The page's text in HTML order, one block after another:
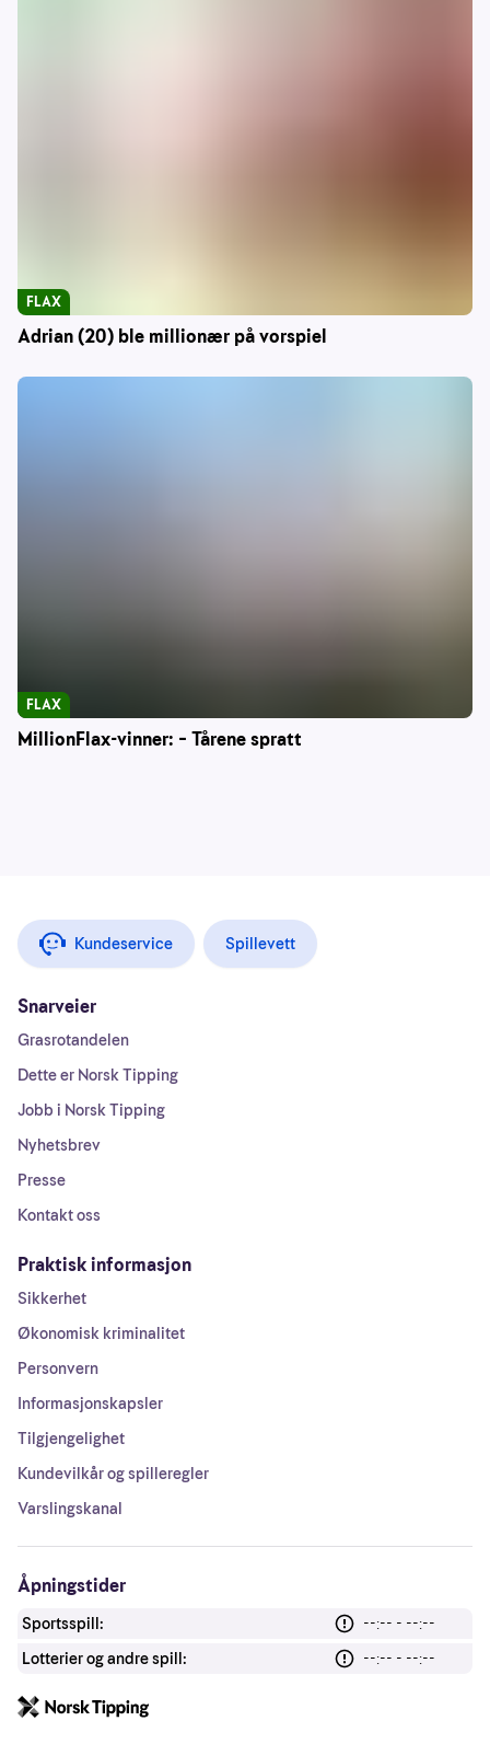
Adrian (20) ble millionær på vorspiel
FLAX
MillionFlax-vinner: – Tårene spratt
FLAX
Kundeservice Spillevett
Snarveier
Grasrotandelen
Dette er Norsk Tipping
Jobb i Norsk Tipping
Nyhetsbrev
Presse
Kontakt oss
Praktisk informasjon
Sikkerhet
Økonomisk kriminalitet
Personvern
Informasjonskapsler
Tilgjengelighet
Kundevilkår og spilleregler
Varslingskanal
Åpningstider
Sportsspill:
--:-- - --:--
Lotterier og andre spill:
--:-- - --:--